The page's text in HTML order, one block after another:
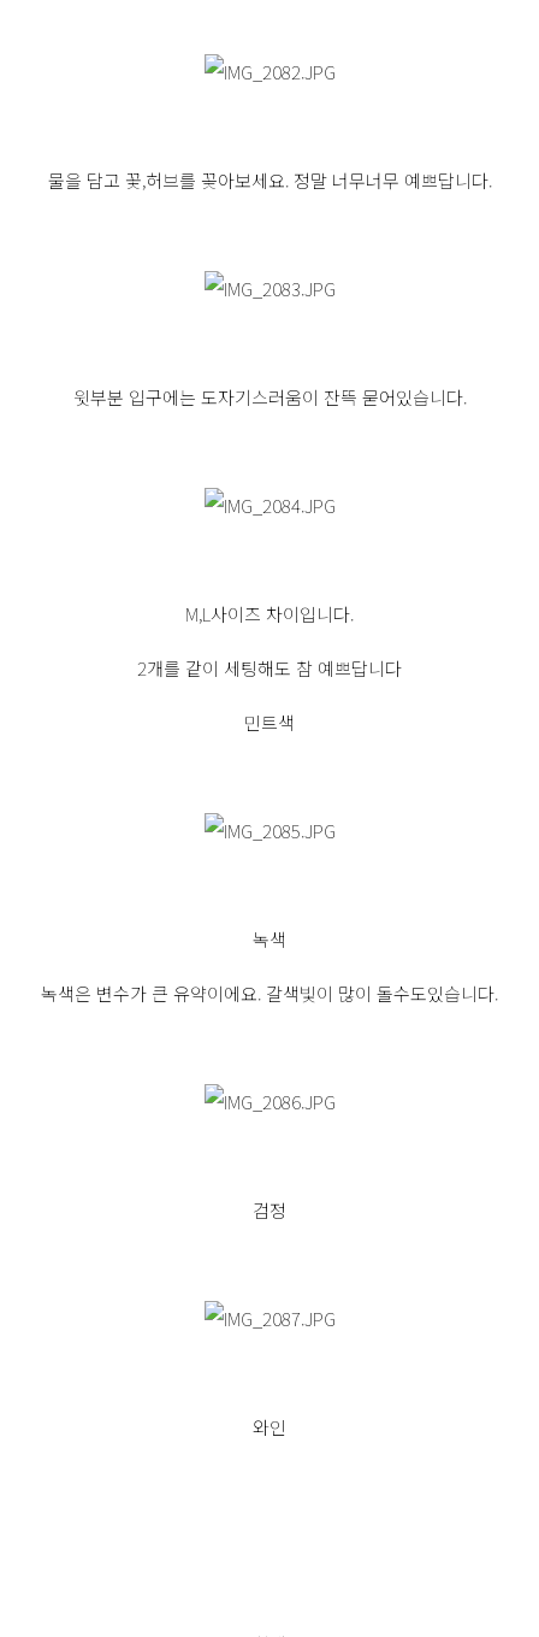
물을 담고 꽃,허브를 꽂아보세요. 정말 너무너무 예쁘답니다.
윗부분 입구에는 도자기스러움이 잔뜩 묻어있습니다.
M,L사이즈 차이입니다.
2개를 같이 세팅해도 참 예쁘답니다
민트색
녹색
녹색은 변수가 큰 유약이에요. 갈색빛이 많이 돌수도있습니다.
검정
와인